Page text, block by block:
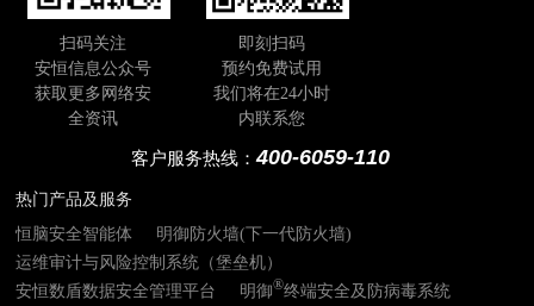
扫码关注
安恒信息公众号
获取更多网络安
全资讯
即刻扫码
预约免费试用
我们将在24小时
内联系您
客户服务热线：400-6059-110
热门产品及服务
恒脑安全智能体
明御防火墙(下一代防火墙)
运维审计与风险控制系统（堡垒机）
安恒数盾数据安全管理平台
明御®终端安全及防病毒系统